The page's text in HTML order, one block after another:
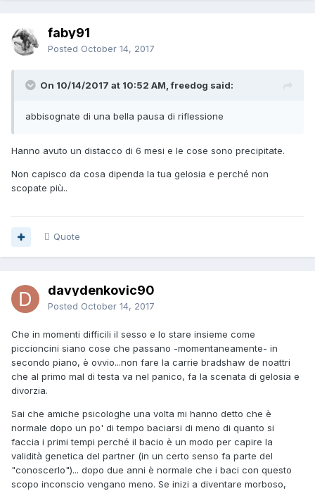
faby91
Posted October 14, 2017
On 10/14/2017 at 10:52 AM, freedog said:
abbisognate di una bella pausa di riflessione
Hanno avuto un distacco di 6 mesi e le cose sono precipitate.
Non capisco da cosa dipenda la tua gelosia e perché non
scopate più..
Quote
davydenkovic90
Posted October 14, 2017
Che in momenti difficili il sesso e lo stare insieme come
piccioncini siano cose che passano -momentaneamente- in
secondo piano, è ovvio...non fare la carrie bradshaw de noattri
che al primo mal di testa va nel panico, fa la scenata di gelosia e
divorzia.
Sai che amiche psicologhe una volta mi hanno detto che è
normale dopo un po' di tempo baciarsi di meno di quanto si
faccia i primi tempi perché il bacio è un modo per capire la
validità genetica del partner (in un certo senso fa parte del
"conoscerlo")... dopo due anni è normale che i baci con questo
scopo inconscio vengano meno. Se inizi a diventare morboso,